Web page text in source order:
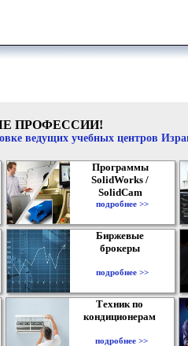
ПРОФЕССИИ!
ведущих учебных центров
Программы
SolidWorks /
SolidCam
подробнее >>
Биржевые
брокеры
подробнее >>
Техник по
кондиционерам
подробнее >>